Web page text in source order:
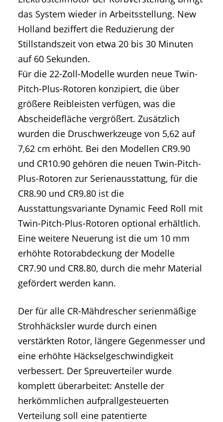
das System wieder in Arbeitsstellung. New
Holland beziffert die Reduzierung der
Stillstandszeit von etwa 20 bis 30 Minuten
auf 60 Sekunden.
Für die 22-Zoll-Modelle wurden neue Twin-
Pitch-Plus-Rotoren konzipiert, die über
größere Reibleisten verfügen, was die
Abscheidefläche vergrößert. Zusätzlich
wurden die Druschwerkzeuge von 5,62 auf
7,62 cm erhöht. Bei den Modellen CR9.90
und CR10.90 gehören die neuen Twin-Pitch-
Plus-Rotoren zur Serienausstattung, für die
CR8.90 und CR9.80 ist die
Ausstattungsvariante Dynamic Feed Roll mit
Twin-Pitch-Plus-Rotoren optional erhältlich.
Eine weitere Neuerung ist die um 10 mm
erhöhte Rotorabdeckung der Modelle
CR7.90 und CR8.80, durch die mehr Material
gefördert werden kann.
Der für alle CR-Mähdrescher serienmäßige
Strohhäcksler wurde durch einen
verstärkten Rotor, längere Gegenmesser und
eine erhöhte Häckselgeschwindigkeit
verbessert. Der Spreuverteiler wurde
komplett überarbeitet: Anstelle der
herkömmlichen aufprallgesteuerten
Verteilung soll eine patentierte